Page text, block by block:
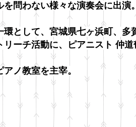
問わない様々な演奏会に出演。
として、宮城県七ヶ浜町、多
ーチ活動に、ピアニスト 仲道
ノ教室を主宰。